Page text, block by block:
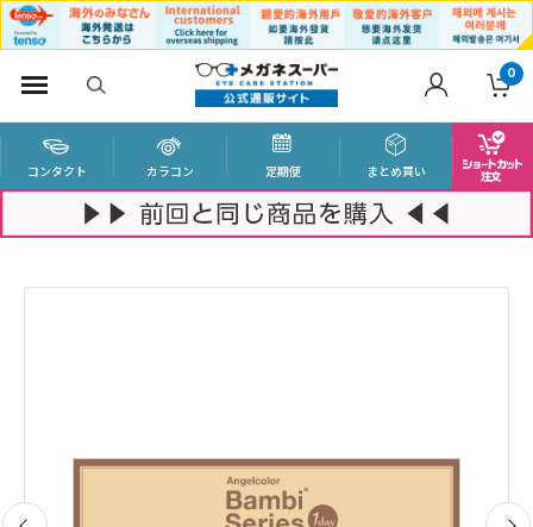
0
コンタクト カラコン 定期便 まとめ買い